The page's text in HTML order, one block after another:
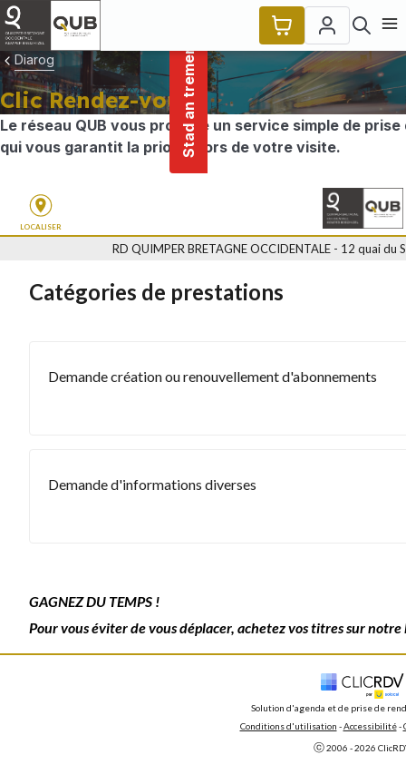
content
Stad an tremenerezh
Diarog
Clic Rendez-vous
Le réseau QUB vous propose un service simple de
qui vous garantit la priorité lors de votre visite.
Cookies management panel